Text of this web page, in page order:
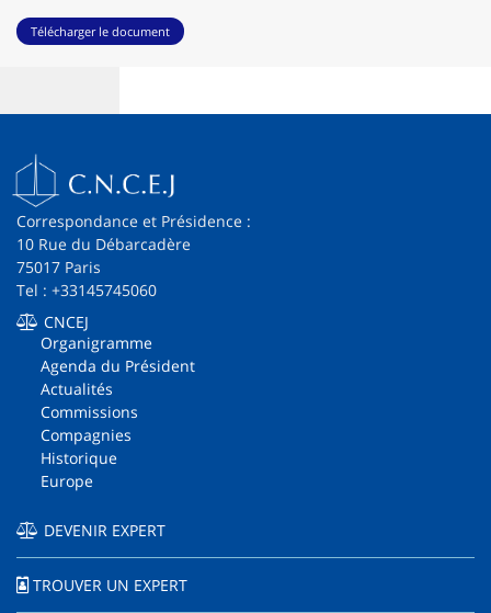
Télécharger le document
Correspondance et Présidence :
10 Rue du Débarcadère
75017 Paris
Tel : +33145745060
CNCEJ
Organigramme
Agenda du Président
Actualités
Commissions
Compagnies
Historique
Europe
DEVENIR EXPERT
TROUVER UN EXPERT